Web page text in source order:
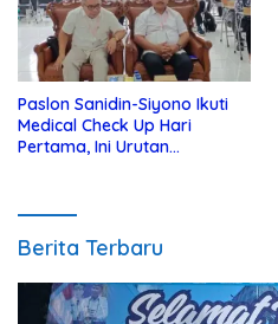
Paslon Sanidin-Siyono Ikuti
Medical Check Up Hari
Pertama, Ini Urutan
Berita Terbaru